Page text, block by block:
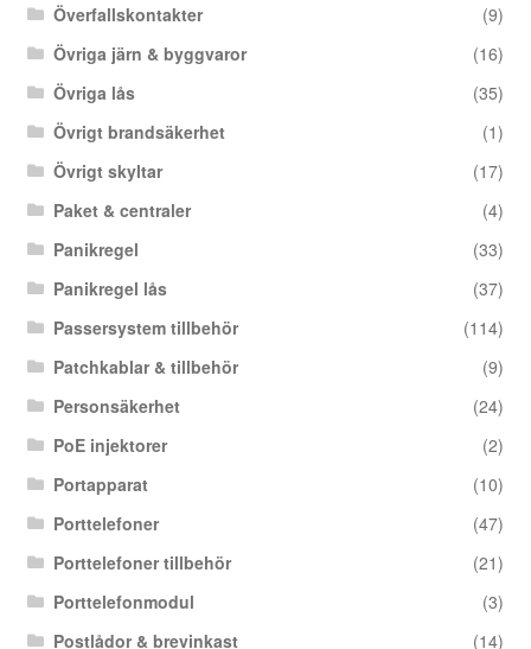
Överfallskontakter
(9)
Övriga järn & byggvaror
(16)
Övriga lås
(35)
Övrigt brandsäkerhet
(1)
Övrigt skyltar
(17)
Paket & centraler
(4)
Panikregel
(33)
Panikregel lås
(37)
Passersystem tillbehör
(114)
Patchkablar & tillbehör
(9)
Personsäkerhet
(24)
PoE injektorer
(2)
Portapparat
(10)
Porttelefoner
(47)
Porttelefoner tillbehör
(21)
Porttelefonmodul
(3)
Postlådor & brevinkast
(14)